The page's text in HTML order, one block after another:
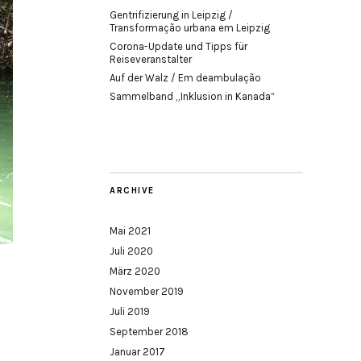
Gentrifizierung in Leipzig /
Transformação urbana em Leipzig
Corona-Update und Tipps für
Reiseveranstalter
Auf der Walz / Em deambulação
Sammelband „Inklusion in Kanada“
ARCHIVE
Mai 2021
Juli 2020
März 2020
November 2019
Juli 2019
September 2018
Januar 2017